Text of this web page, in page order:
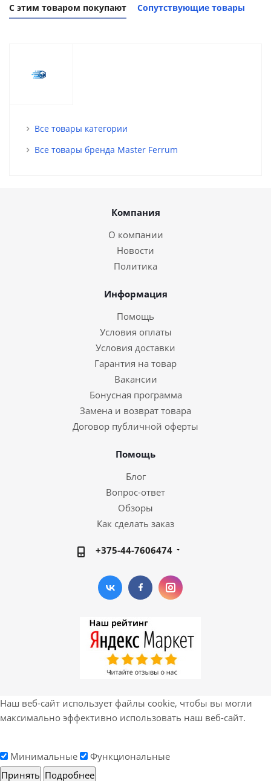
С этим товаром покупают Сопутствующие товары
Все товары категории
Все товары бренда Master Ferrum
Компания
О компании
Новости
Политика
Информация
Помощь
Условия оплаты
Условия доставки
Гарантия на товар
Вакансии
Бонусная программа
Замена и возврат товара
Договор публичной оферты
Помощь
Блог
Вопрос-ответ
Обзоры
Как сделать заказ
+375-44-7606474
Наш веб-сайт использует файлы cookie, чтобы вы могли
максимально эффективно использовать наш веб-сайт.
Минимальные
Функциональные
Принять Подробнее